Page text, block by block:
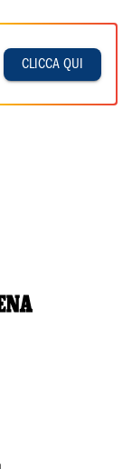
CLICCA QUI